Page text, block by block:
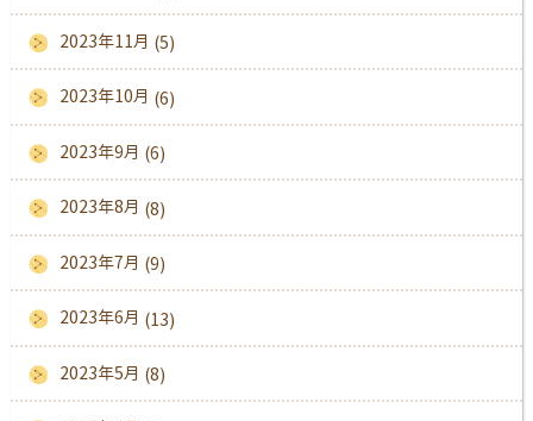
2023年11月 (5)
2023年10月 (6)
2023年9月 (6)
2023年8月 (8)
2023年7月 (9)
2023年6月 (13)
2023年5月 (8)